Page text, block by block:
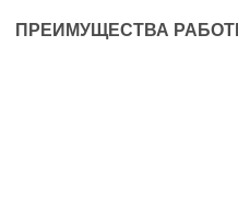
ПРЕИМУЩЕСТВА